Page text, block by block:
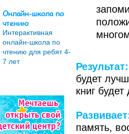
Онлайн-школа по
чтению
Интерактивная
онлайн-школа по
чтению для ребят 4-
7 лет
Результат:
будет
книг
память,